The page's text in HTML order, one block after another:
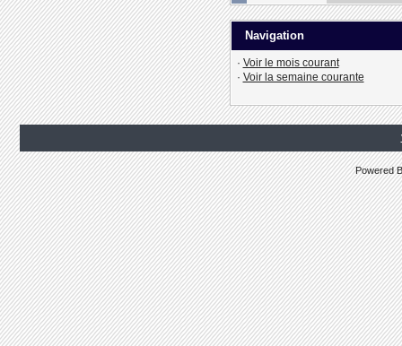
Navigation
· Voir le mois courant
· Voir la semaine courante
Powered